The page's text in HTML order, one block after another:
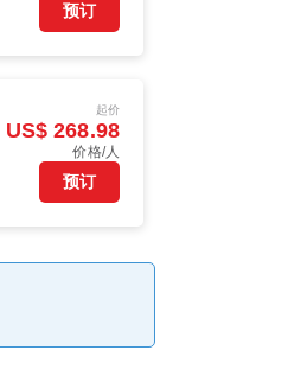
预订
起价
US$ 268.98
价格/人
预订